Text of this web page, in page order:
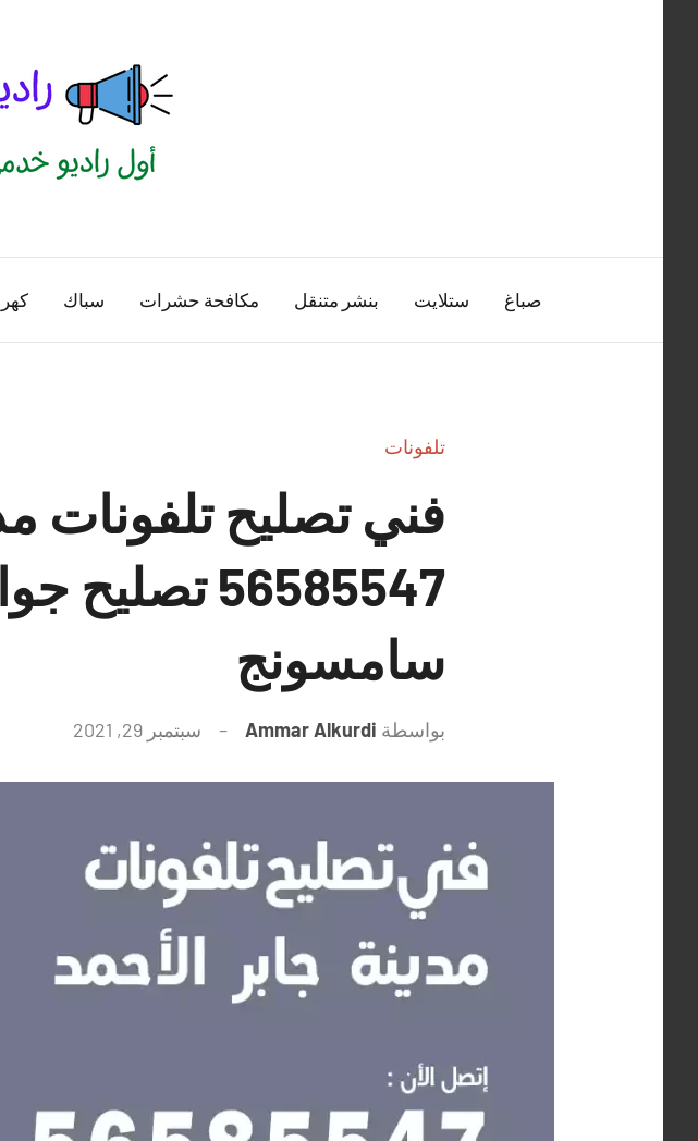
صباغ ستلايت بنشر متنقل مكافحة حشرات سباك
تلفونات
فني تصليح تلفونات
56585547
سامسونج
بواسطة Ammar Alkurdi سبتمبر 29, 2021